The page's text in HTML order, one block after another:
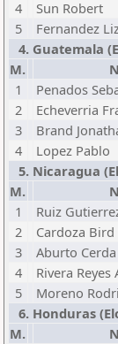
4
Sun Robert
5
Fernandez
4. Guatemala
M.
1
Penados
2
Echeverria
3
Brand
4
Lopez Pablo
5. Nicaragua
M.
1
Ruiz
2
Cardoza
3
Aburto
4
Rivera Reyes
5
Moreno
6. Honduras
M.